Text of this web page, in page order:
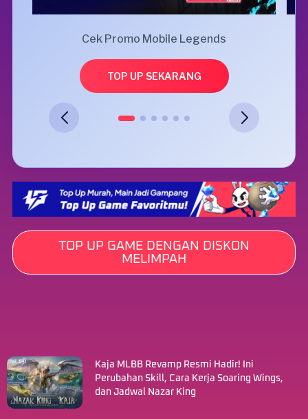
Cek Promo Mobile Legends
TOP UP SEKARANG
TOP UP GAME DENGAN DISKON
MELIMPAH
Kaja MLBB Revamp Resmi Hadir! Ini
Perubahan Skill, Cara Kerja Soaring Wings,
dan Jadwal Nazar King